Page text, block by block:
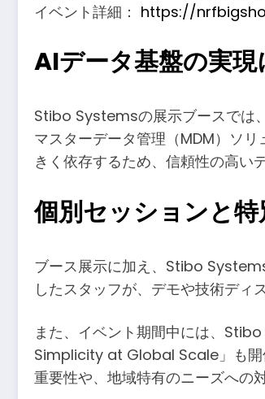
イベント詳細： https://
AIデータ基盤の実
Stibo Systemsの展示ブースでは
マスターデータ管理（MDM）ソ
きく依存するため、信頼性の高い
個別セッションと
ブース展示に加え、Stibo
したスタッフが、デモや技術ディ
また、イベント期間中には、
Simplicity at Global Scale」も開
重要性や、地域特有のニーズへの